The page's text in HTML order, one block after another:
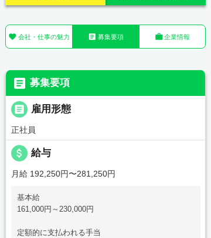
 会社・仕事の魅力  募集要項 企業情報
 募集要項
 雇用形態
正社員
attach_money 給与
月給 192,250円〜281,250円
基本給
161,000円～230,000円
定額的に支払われる手当